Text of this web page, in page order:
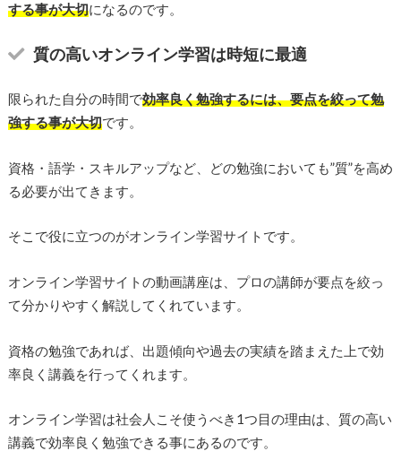
する事が大切になるのです。
質の高いオンライン学習は時短に最適
限られた自分の時間で効率良く勉強するには、要点を絞って勉
強する事が大切です。
資格・語学・スキルアップなど、どの勉強においても”質”を高め
る必要が出てきます。
そこで役に立つのがオンライン学習サイトです。
オンライン学習サイトの動画講座は、プロの講師が要点を絞っ
て分かりやすく解説してくれています。
資格の勉強であれば、出題傾向や過去の実績を踏まえた上で効
率良く講義を行ってくれます。
オンライン学習は社会人こそ使うべき1つ目の理由は、質の高い
講義で効率良く勉強できる事にあるのです。